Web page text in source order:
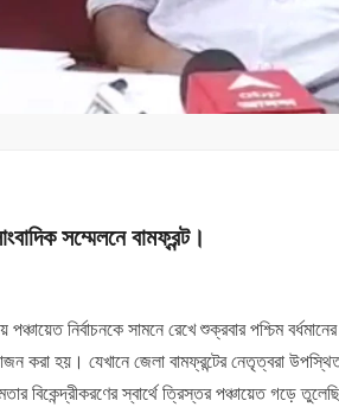
সম্মেলনে বামফ্রন্ট।
পঞ্চায়েত নির্বাচনকে সামনে রেখে শুক্রবার পশ্চিম
করা হয়। যেখানে জেলা বামফ্রন্টের নেতৃত্বরা
বিকেন্দ্রীকরণের স্বার্থে ত্রিস্তর পঞ্চায়েত গড়ে